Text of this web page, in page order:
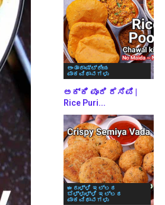
ಅಂತಾರಾಷ್ಟ್ರೀಯ
ಪಾಕವಿಧಾನಗಳು
ಅಕ್ಕಿ ಪೂರಿ ರೆಸಿಪಿ |
Rice Puri...
ಈರುಳ್ಳಿ ಇಲ್ಲದ
ಬೆಳ್ಳುಳ್ಳಿ ಇಲ್ಲದ
ಪಾಕವಿಧಾನಗಳು